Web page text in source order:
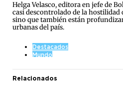
Helga Velasco, editora en jefe de
casi descontrolado de la hostilidad
sino que también están
urbanas del país.
Destacados
Mundo
Relacionados